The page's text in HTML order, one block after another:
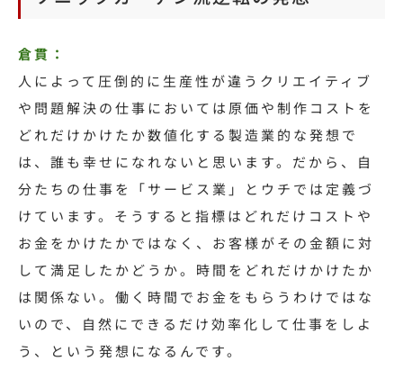
倉貫：
人によって圧倒的に生産性が違うクリエイティブ
や問題解決の仕事においては原価や制作コストを
どれだけかけたか数値化する製造業的な発想で
は、誰も幸せになれないと思います。 だから、自
分たちの仕事を「サービス業」とウチでは定義づ
けています。そうすると指標はどれだけコストや
お金をかけたかではなく、お客様がその金額に対
して満足したかどうか。時間をどれだけかけたか
は関係ない。働く時間でお金をもらうわけではな
いので、自然にできるだけ効率化して仕事をしよ
う、という発想になるんです。